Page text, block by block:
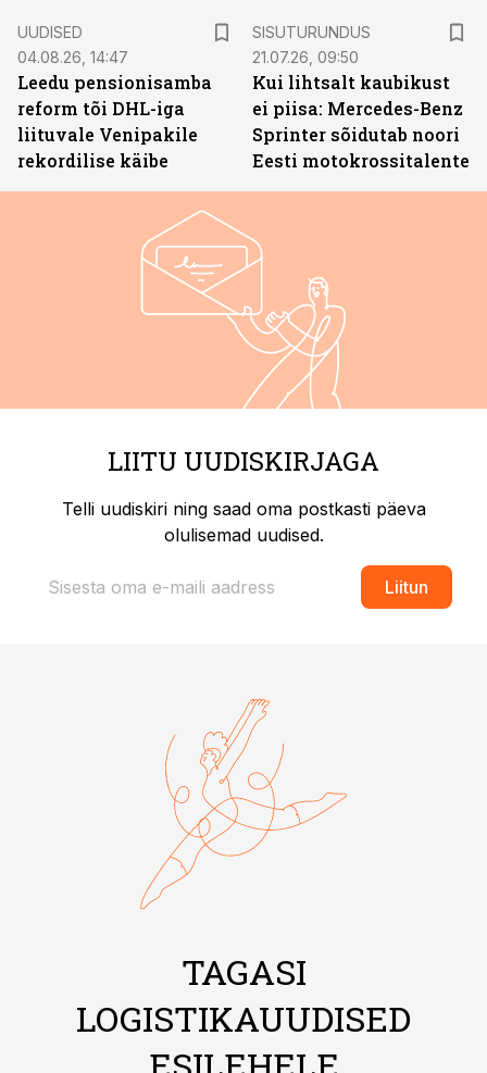
UUDISED
04.08.26, 14:47
Leedu pensionisamba
reform tõi DHL-iga
liituvale Venipakile
rekordilise käibe
SISUTURUNDUS
21.07.26, 09:50
Kui lihtsalt kaubikust
ei piisa: Mercedes-Benz
Sprinter sõidutab noori
Eesti motokrossitalente
LIITU UUDISKIRJAGA
Telli uudiskiri ning saad oma postkasti päeva
olulisemad uudised.
Liitun
TAGASI
LOGISTIKAUUDISED